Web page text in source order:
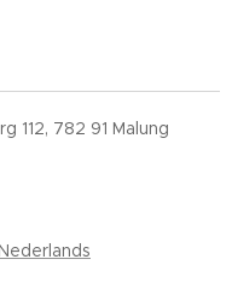
112, 782 91 Malung
Nederlands